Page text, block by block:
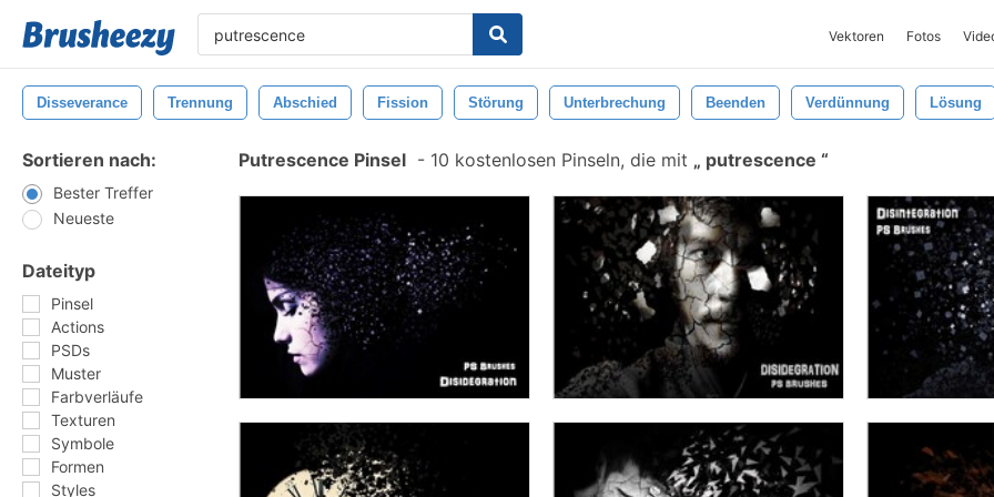
Vektoren Fotos
Disseverance Trennung Abschied Fission Störung Unterbrechung Beenden Verdünnung Lösung
Sortieren nach:
Bester Treffer
Neueste
Dateityp
Pinsel
Actions
PSDs
Muster
Farbverläufe
Texturen
Symbole
Formen
Styles
Putrescence Pinsel - 10 kostenlosen Pinseln, die mit putrescence